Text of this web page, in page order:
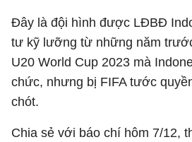
Đây là đội hình được LĐBĐ
tư kỹ lưỡng từ những năm
U20 World Cup 2023 mà
chức, nhưng bị FIFA tước
chót.
Chia sẻ với báo chí hôm 7/12,